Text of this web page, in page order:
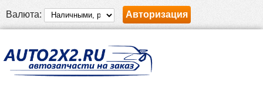
Валюта: Авторизация